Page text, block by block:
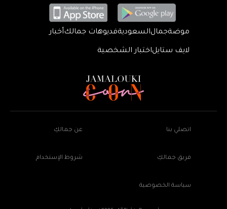
موضةجمالالسعوديةفديوهات جمالكأخبار
لايف ستايلاختبار الشخصية
اتصلي بنا عن جمالكِ
فريق جمالكِ شروط الإستخدام
سياسة الخصوصية